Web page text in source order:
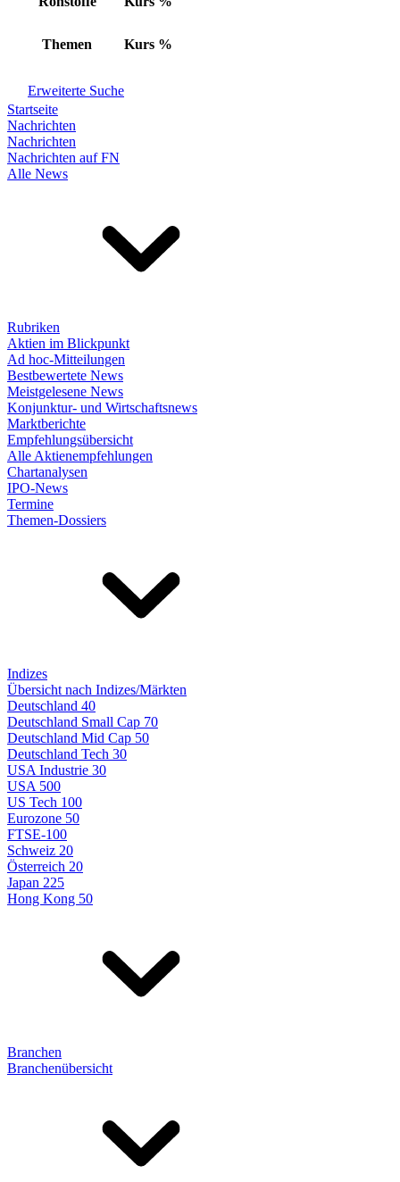
Themen Kurs %
Erweiterte Suche
Startseite
Nachrichten
Nachrichten
Nachrichten auf FN
Alle News
Rubriken
Aktien im Blickpunkt
Ad hoc-Mitteilungen
Bestbewertete News
Meistgelesene News
Konjunktur- und Wirtschaftsnews
Marktberichte
Empfehlungsübersicht
Alle Aktienempfehlungen
Chartanalysen
IPO-News
Termine
Themen-Dossiers
Indizes
Übersicht nach Indizes/Märkten
Deutschland 40
Deutschland Small Cap 70
Deutschland Mid Cap 50
Deutschland Tech 30
USA Industrie 30
USA 500
US Tech 100
Eurozone 50
FTSE-100
Schweiz 20
Österreich 20
Japan 225
Hong Kong 50
Branchen
Branchenübersicht